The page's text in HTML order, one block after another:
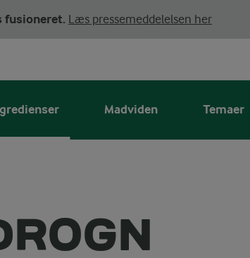
fusioneret. Læs pressemeddelelsen her
Madviden Temaer